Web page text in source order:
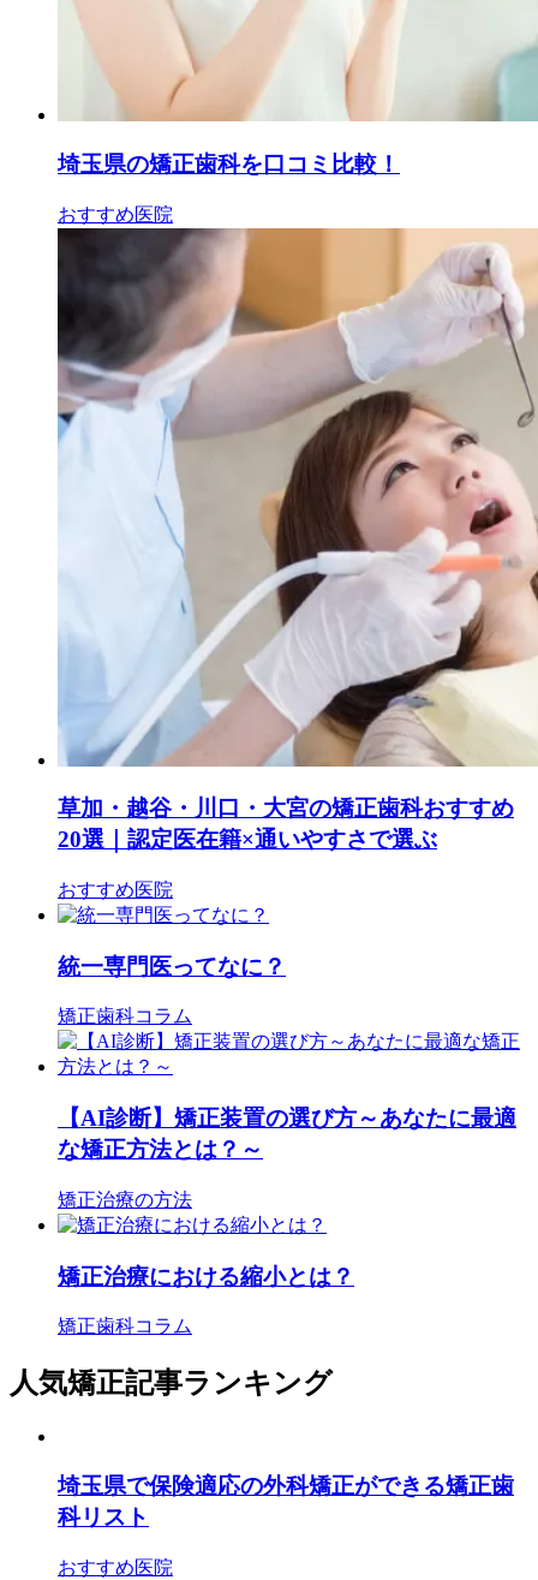
埼玉県の矯正歯科を口コミ比較！
おすすめ医院
草加・越谷・川口・大宮の矯正歯科おすすめ
20選｜認定医在籍×通いやすさで選ぶ
おすすめ医院
統一専門医ってなに？
矯正歯科コラム
【AI診断】矯正装置の選び方～あなたに最適
な矯正方法とは？～
矯正治療の方法
矯正治療における縮小とは？
矯正歯科コラム
人気矯正記事ランキング
埼玉県で保険適応の外科矯正ができる矯正歯
科リスト
おすすめ医院